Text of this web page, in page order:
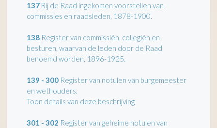
137 Bij de Raad ingekomen voorstellen van
commissies en raadsleden, 1878-1900.
138 Register van commissiën, collegiën en
besturen, waarvan de leden door de Raad
benoemd worden, 1896-1925.
139 - 300 Register van notulen van burgemeester
en wethouders.
Toon details van deze beschrijving
301 - 302 Register van geheime notulen van